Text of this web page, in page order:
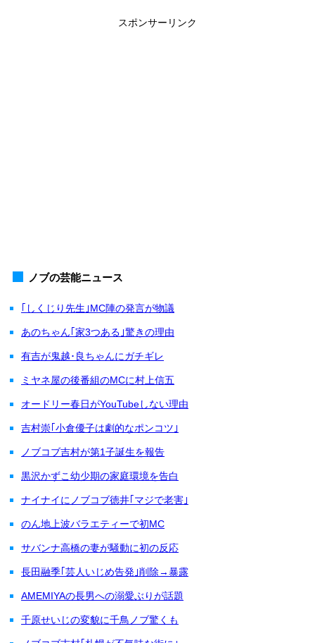
スポンサーリンク
ノブの芸能ニュース
｢しくじり先生｣MC陣の発言が物議
あのちゃん｢家3つある｣驚きの理由
有吉が鬼越･良ちゃんにガチギレ
ミヤネ屋の後番組のMCに村上信五
オードリー春日がYouTubeしない理由
吉村崇｢小倉優子は劇的なポンコツ｣
ノブコブ吉村が第1子誕生を報告
黒沢かずこ幼少期の家庭環境を告白
ナイナイにノブコブ徳井｢マジで老害｣
のん地上波バラエティーで初MC
サバンナ高橋の妻が騒動に初の反応
長田融季｢芸人いじめ告発｣削除→暴露
AMEMIYAの長男への溺愛ぶりが話題
千原せいじの変貌に千鳥ノブ驚くも